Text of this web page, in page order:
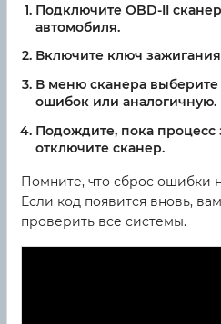
Подключите OBD-II
автомобиля.
Включите ключ
В меню сканера
ошибок или аналогичную.
Подождите, пока процесс
отключите сканер.
Помните, что сброс ошибки
Если код появится вновь,
проверить все системы.